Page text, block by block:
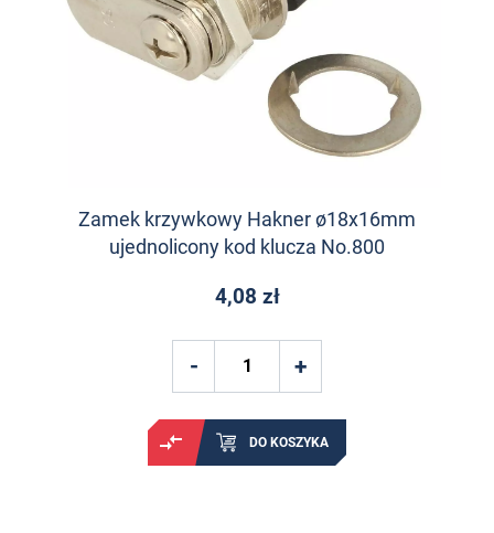
Zamek krzywkowy Hakner ø18x16mm
ujednolicony kod klucza No.800
4,08 zł
DO KOSZYKA